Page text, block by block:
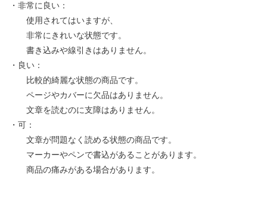
・非常に良い：
使用されてはいますが、
非常にきれいな状態です。
書き込みや線引きはありません。
・良い：
比較的綺麗な状態の商品です。
ページやカバーに欠品はありません。
文章を読むのに支障はありません。
・可：
文章が問題なく読める状態の商品です。
マーカーやペンで書込があることがあります。
商品の痛みがある場合があります。